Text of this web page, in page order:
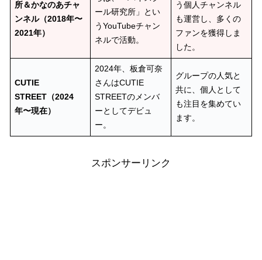
所＆かなのあチャ
ンネル（2018年〜
2021年）
ール研究所」とい
うYouTubeチャン
ネルで活動。
う個人チャンネル
も運営し、多くの
ファンを獲得しま
した。
CUTIE
STREET（2024
年〜現在）
2024年、板倉可奈
さんはCUTIE
STREETのメンバ
ーとしてデビュ
ー。
グループの人気と
共に、個人として
も注目を集めてい
ます。
スポンサーリンク